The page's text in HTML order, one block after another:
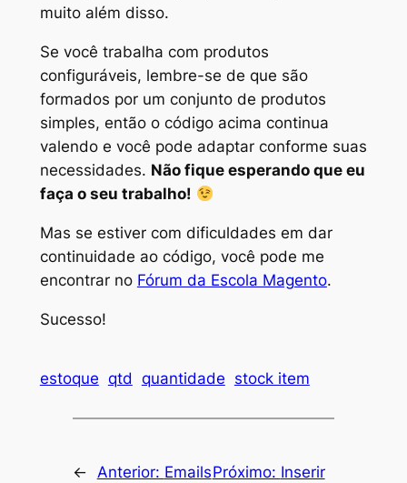
muito além disso.
Se você trabalha com produtos
configuráveis, lembre-se de que são
formados por um conjunto de produtos
simples, então o código acima continua
valendo e você pode adaptar conforme suas
necessidades. Não fique esperando que eu
faça o seu trabalho!
Mas se estiver com dificuldades em dar
continuidade ao código, você pode me
encontrar no Fórum da Escola Magento.
Sucesso!
estoque qtd quantidade stock item
← Anterior: EmailsPróximo: Inserir